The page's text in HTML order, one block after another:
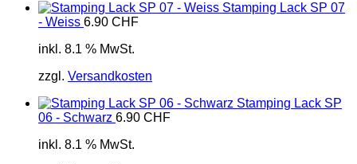
Stamping Lack SP 07
- Weiss 6.90 CHF
inkl. 8.1 % MwSt.
zzgl. Versandkosten
Stamping Lack SP
06 - Schwarz 6.90 CHF
inkl. 8.1 % MwSt.